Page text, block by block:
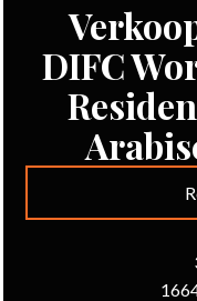
DIFC